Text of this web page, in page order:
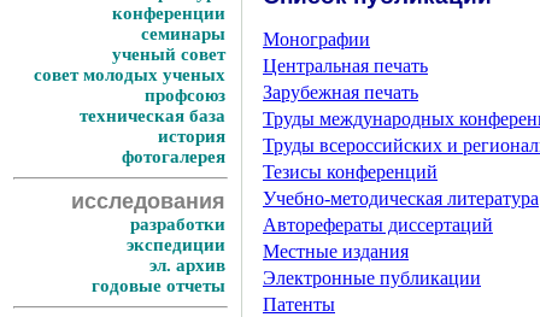
конференции
семинары
ученый совет
совет молодых ученых
профсоюз
техническая база
история
фотогалерея
исследования
разработки
экспедиции
эл. архив
годовые отчеты
Монографии
Центральная печать
Зарубежная печать
Труды международных
Труды всероссийских и
Тезисы конференций
Учебно-методическая литература
Авторефераты диссертаций
Местные издания
Электронные публикации
Патенты